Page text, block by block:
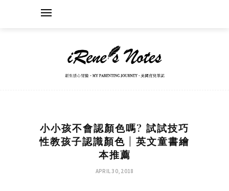
小小孩不會認顏色嗎? 試試技巧
性教孩子認識顏色 | 英文童書繪
本推薦
APRIL 30, 2018